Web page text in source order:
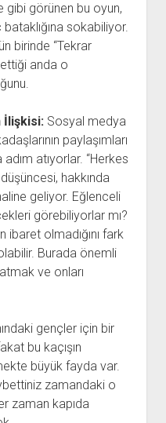
görünen bu oyun,
sokabiliyor.
birinde “Tekrar
anda o
İlişkisi:Sosyal medya
paylaşımları
adım atıyorlar. “Herkes
hakkında
geliyor. Eğlenceli
görebiliyorlar mı?
olmadığını fark
Burada önemli
ve onları
gençler için bir
bu kaçışın
büyük fayda var.
zamandaki o
zaman kapıda